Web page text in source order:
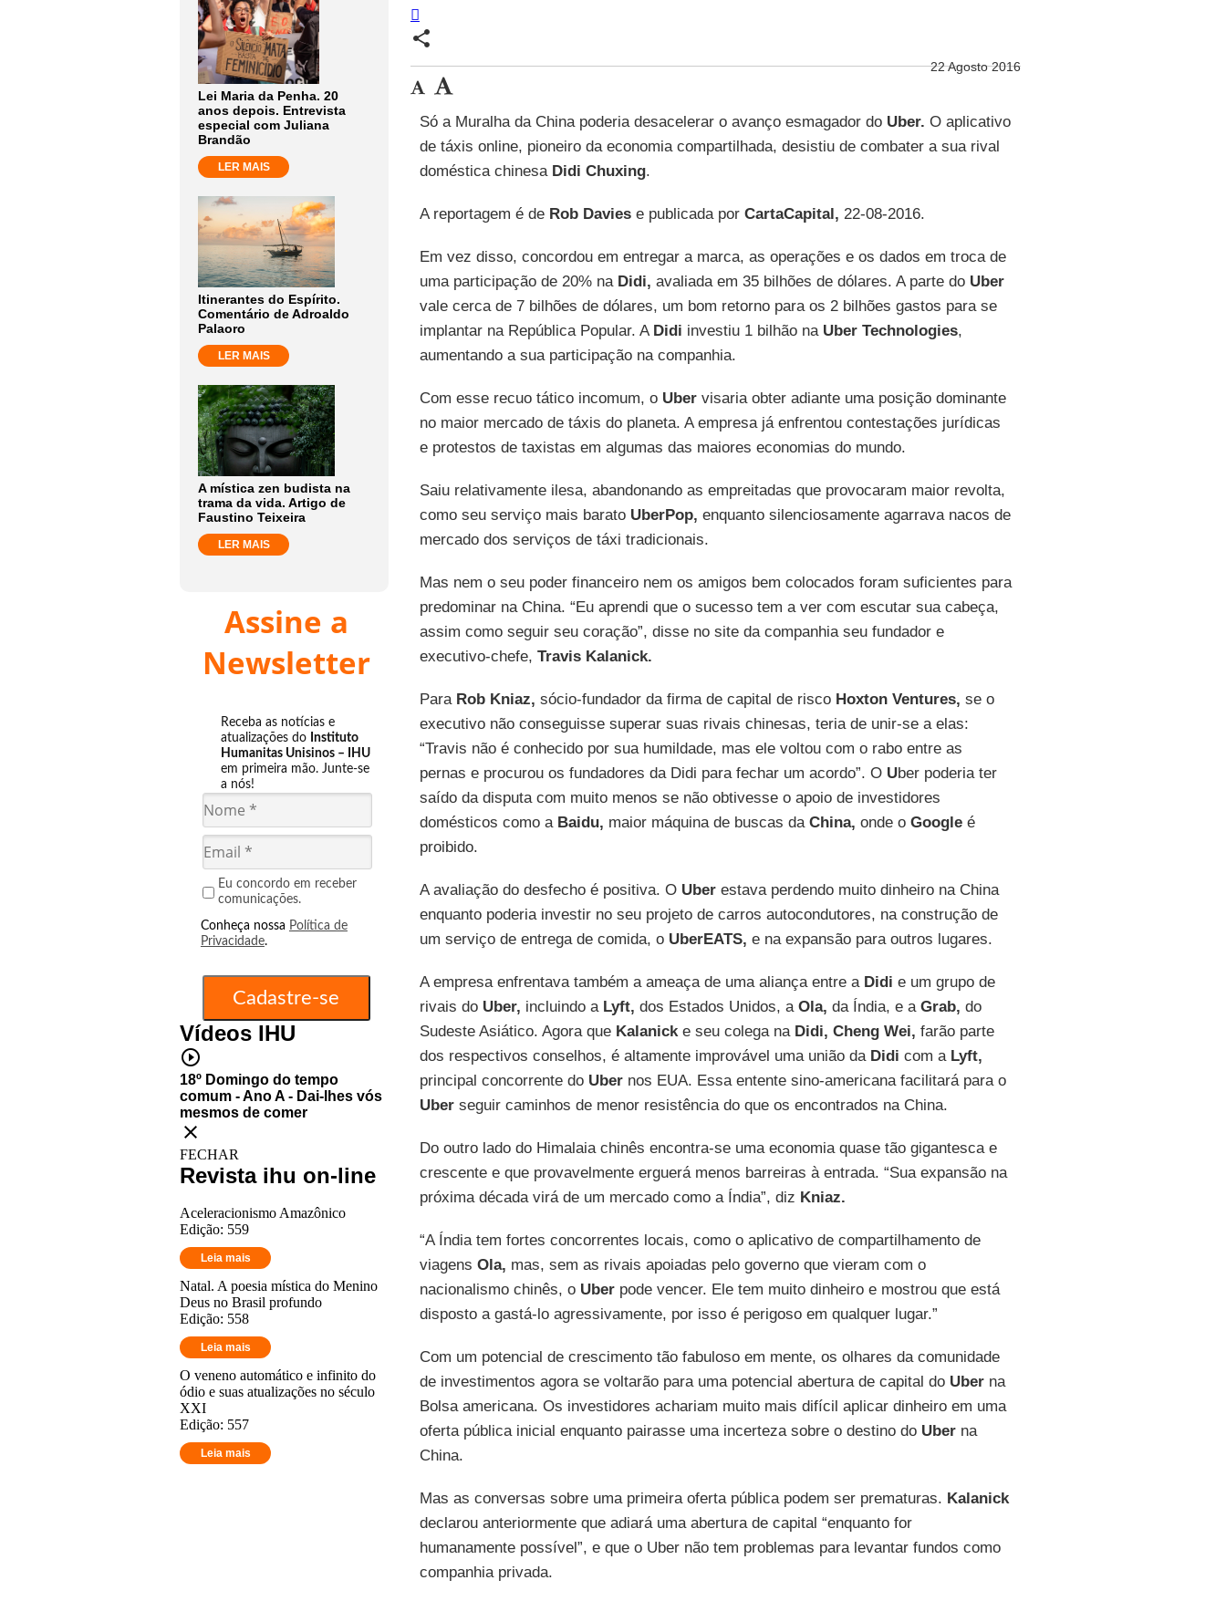
Lei Maria da Penha. 20
anos depois. Entrevista
especial com Juliana
Brandão
LER MAIS
Itinerantes do Espírito.
Comentário de Adroaldo
Palaoro
LER MAIS
A mística zen budista na
trama da vida. Artigo de
Faustino Teixeira
LER MAIS
Assine a
Newsletter
Receba as notícias e
atualizações do Instituto
Humanitas Unisinos – IHU
em primeira mão. Junte-se
a nós!
Eu concordo em receber
comunicações.
Conheça nossa Política de
Privacidade.
Vídeos IHU
play_circle_outline
18º Domingo do tempo
comum - Ano A - Dai-lhes vós
mesmos de comer
close
FECHAR
Revista ihu on-line
Aceleracionismo Amazônico
Edição: 559
Leia mais
Natal. A poesia mística do Menino
Deus no Brasil profundo
Edição: 558
Leia mais
O veneno automático e infinito do
ódio e suas atualizações no século
XXI
Edição: 557
Leia mais
share
22 Agosto 2016
Só a Muralha da China poderia desacelerar o avanço esmagador do Uber. O aplicativo
de táxis online, pioneiro da economia compartilhada, desistiu de combater a sua rival
doméstica chinesa Didi Chuxing.
A reportagem é de Rob Daviese publicada por CartaCapital, 22-08-2016.
Em vez disso, concordou em entregar a marca, as operações e os dados em troca de
uma participação de 20% na Didi, avaliada em 35 bilhões de dólares. A parte do Uber
vale cerca de 7 bilhões de dólares, um bom retorno para os 2 bilhões gastos para se
implantar na República Popular. A Didi investiu 1 bilhão na Uber Technologies,
aumentando a sua participação na companhia.
Com esse recuo tático incomum, o Ubervisaria obter adiante uma posição dominante
no maior mercado de táxis do planeta. A empresa já enfrentou contestações jurídicas
e protestos de taxistas em algumas das maiores economias do mundo.
Saiu relativamente ilesa, abandonando as empreitadas que provocaram maior revolta,
como seu serviço mais barato UberPop, enquanto silenciosamente agarrava nacos de
mercado dos serviços de táxi tradicionais.
Mas nem o seu poder financeiro nem os amigos bem colocados foram suficientes para
predominar na China. “Eu aprendi que o sucesso tem a ver com escutar sua cabeça,
assim como seguir seu coração”, disse no site da companhia seu fundador e
executivo-chefe, Travis Kalanick.
Para Rob Kniaz, sócio-fundador da firma de capital de risco Hoxton Ventures, se o
executivo não conseguisse superar suas rivais chinesas, teria de unir-se a elas:
“Travis não é conhecido por sua humildade, mas ele voltou com o rabo entre as
pernas e procurou os fundadores da Didi para fechar um acordo”. O Uber poderia ter
saído da disputa com muito menos se não obtivesse o apoio de investidores
domésticos como a Baidu, maior máquina de buscas da China, onde o Googleé
proibido.
A avaliação do desfecho é positiva. O Uberestava perdendo muito dinheiro na China
enquanto poderia investir no seu projeto de carros autocondutores, na construção de
um serviço de entrega de comida, o UberEATS, e na expansão para outros lugares.
A empresa enfrentava também a ameaça de uma aliança entre a Didi e um grupo de
rivais do Uber, incluindo a Lyft, dos Estados Unidos, a Ola, da Índia, e a Grab, do
Sudeste Asiático. Agora que Kalanicke seu colega na Didi, Cheng Wei, farão parte
dos respectivos conselhos, é altamente improvável uma união da Didi com a Lyft,
principal concorrente do Ubernos EUA. Essa entente sino-americana facilitará para o
Uberseguir caminhos de menor resistência do que os encontrados na China.
Do outro lado do Himalaia chinês encontra-se uma economia quase tão gigantesca e
crescente e que provavelmente erguerá menos barreiras à entrada. “Sua expansão na
próxima década virá de um mercado como a Índia”, diz Kniaz.
“A Índia tem fortes concorrentes locais, como o aplicativo de compartilhamento de
viagens Ola, mas, sem as rivais apoiadas pelo governo que vieram com o
nacionalismo chinês, o Uberpode vencer. Ele tem muito dinheiro e mostrou que está
disposto a gastá-lo agressivamente, por isso é perigoso em qualquer lugar.”
Com um potencial de crescimento tão fabuloso em mente, os olhares da comunidade
de investimentos agora se voltarão para uma potencial abertura de capital do Uberna
Bolsa americana. Os investidores achariam muito mais difícil aplicar dinheiro em uma
oferta pública inicial enquanto pairasse uma incerteza sobre o destino do Uberna
China.
Mas as conversas sobre uma primeira oferta pública podem ser prematuras. Kalanick
declarou anteriormente que adiará uma abertura de capital “enquanto for
humanamente possível”, e que o Uber não tem problemas para levantar fundos como
companhia privada.